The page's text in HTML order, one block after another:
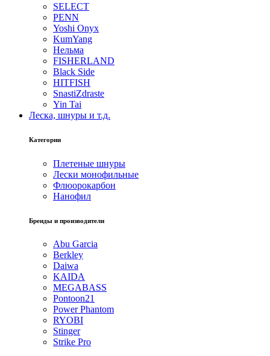
SELECT
PENN
Yoshi Onyx
KumYang
Нельма
FISHERLAND
Black Side
HITFISH
SnastiZdraste
Yin Tai
Леска, шнуры и т.д.
Категории
Плетеные шнуры
Лески монофильные
Флюорокарбон
Нанофил
Бренды и производители
Abu Garcia
Berkley
Daiwa
KAIDA
MEGABASS
Pontoon21
Power Phantom
RYOBI
Stinger
Strike Pro